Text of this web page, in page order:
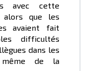
avec cette
alors que les
avaient fait
difficultés
dans les
de la